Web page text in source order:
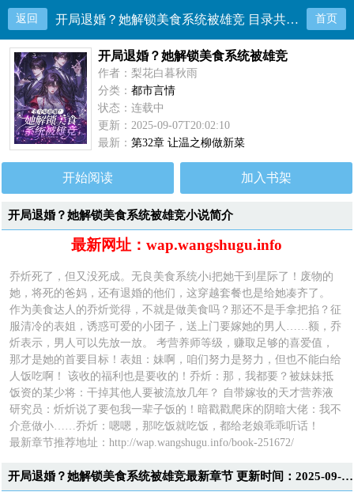
返回 开局退婚？她解锁美食系统被雄竞 目录共32章 首页
开局退婚？她解锁美食系统被雄竞
作者：梨花白暮秋雨
分类：都市言情
状态：连载中
更新：2025-09-07T20:02:10
最新：第32章 让温之柳做新菜
开始阅读 加入书架
开局退婚？她解锁美食系统被雄竞小说简介
最新网址：wap.wangshugu.info
乔炘死了，但又没死成。无良美食系统小i把她干到星际了！废物的
她，将死的爸妈，还有退婚的他们，这穿越套餐也是给她凑齐了。
作为美食达人的乔炘觉得，不就是做美食吗？那还不是手拿把掐？征
服清冷的表姐，诱惑可爱的小团子，送上门要嫁她的男人……额，乔
炘表示，男人可以先放一放。 考营养师等级，赚取足够的喜爱值，
那才是她的首要目标！表姐：妹啊，咱们努力是努力，但也不能白给
人饭吃啊！ 该收的福利也是要收的！乔炘：那，我都要？被妹妹抵
饭资的某少将：干掉其他人要被流放几年？ 自带嫁妆的天才营养液
研究员：炘炘说了要包我一辈子饭的！暗戳戳爬床的阴暗大佬：我不
介意做小……乔炘：嗯嗯，那吃饭就吃饭，都给老娘乖乖听话！
最新章节推荐地址：http://wap.wangshugu.info/book-251672/
开局退婚？她解锁美食系统被雄竞最新章节 更新时间：2025-09-07T20:02:10